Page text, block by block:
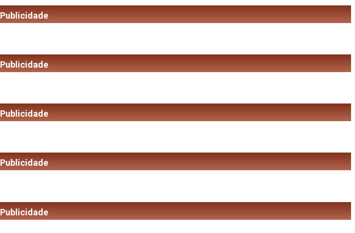
Publicidade
Publicidade
Publicidade
Publicidade
Publicidade